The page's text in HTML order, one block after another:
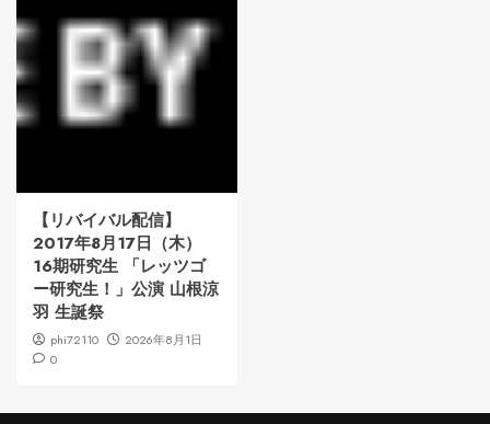
【リバイバル配信】
2017年8月17日（木）
16期研究生 「レッツゴ
ー研究生！」公演 山根涼
羽 生誕祭
phi72110
2026年8月1日
0